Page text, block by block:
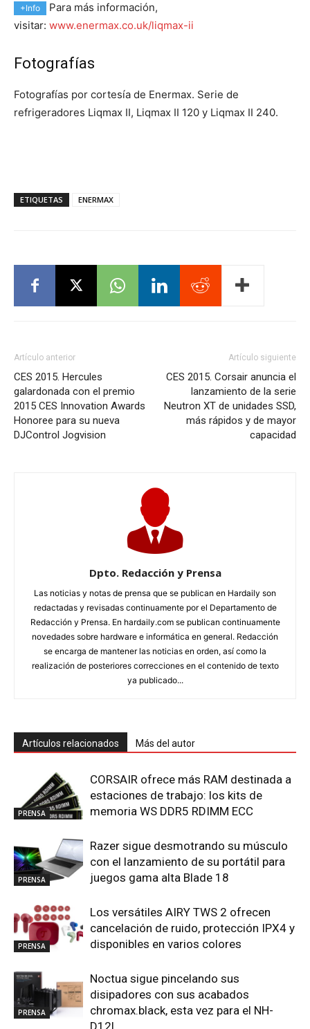
+Info
Para más información,
visitar: www.enermax.co.uk/liqmax-ii
Fotografías
Fotografías por cortesía de Enermax. Serie de
refrigeradores Liqmax II, Liqmax II 120 y Liqmax II 240.
ETIQUETAS ENERMAX
Artículo anterior
CES 2015. Hercules
galardonada con el premio
2015 CES Innovation Awards
Honoree para su nueva
DJControl Jogvision
Artículo siguiente
CES 2015. Corsair anuncia el
lanzamiento de la serie
Neutron XT de unidades SSD,
más rápidos y de mayor
capacidad
Dpto. Redacción y Prensa
Las noticias y notas de prensa que se publican en Hardaily son
redactadas y revisadas continuamente por el Departamento de
Redacción y Prensa. En hardaily.com se publican continuamente
novedades sobre hardware e informática en general. Redacción
se encarga de mantener las noticias en orden, así como la
realización de posteriores correcciones en el contenido de texto
ya publicado...
Artículos relacionados Más del autor
PRENSA
CORSAIR ofrece más RAM destinada a
estaciones de trabajo: los kits de
memoria WS DDR5 RDIMM ECC
PRENSA
Razer sigue desmotrando su músculo
con el lanzamiento de su portátil para
juegos gama alta Blade 18
PRENSA
Los versátiles AIRY TWS 2 ofrecen
cancelación de ruido, protección IPX4 y
disponibles en varios colores
PRENSA
Noctua sigue pincelando sus
disipadores con sus acabados
chromax.black, esta vez para el NH-
D12L